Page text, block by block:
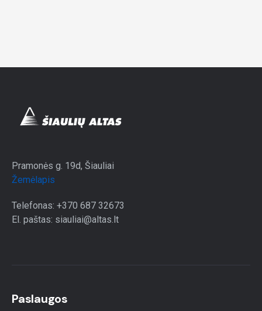
Pramonės g. 19d, Šiauliai
Žemėlapis
Telefonas: +370 687 32673
El. paštas: siauliai@altas.lt
Paslaugos